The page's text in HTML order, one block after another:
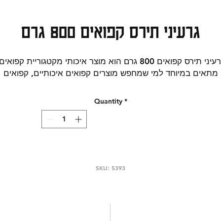
גרעיני תירס קפואים 800 גרם
גרעיני תירס קפואים 800 גרם הוא מוצר איכותי מקטגוריית
מתאים במיוחד למי שמחפש מוצרים קפואים איכותיים, קפואים
בחירה טובה להזמנות אונליין, לקנייה שבועית או להשלמת שולחן
אירוח. הוסיפו מוצרי קפואים איכותיים להזמנה. נוחות, זמינות וטעם
במוצר אחד. קטגוריות חיפוש רלוונטיות: ירקות קפואים |
המוצר. יש לבדוק שוב את הנתונים על גבי אריזת המוצר לפני
Quantity *
SKU: 5393